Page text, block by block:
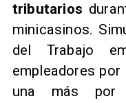
tributarios
minicasinos.
del Trabajo
empleadores
una más por